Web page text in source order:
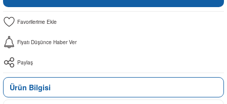
Fiyatı Düşünce Haber Ver
Paylaş
Ürün Bilgisi